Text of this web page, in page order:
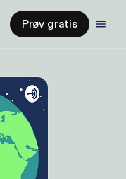
Prøv gratis